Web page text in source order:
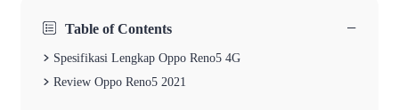
Table of Contents −
Spesifikasi Lengkap Oppo Reno5 4G
Review Oppo Reno5 2021